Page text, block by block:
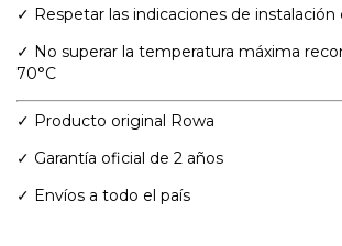
✓ Respetar las indicaciones de instalación
✓ No superar la temperatura máxima
70°C
✓ Producto original Rowa
✓ Garantía oficial de 2 años
✓ Envíos a todo el país